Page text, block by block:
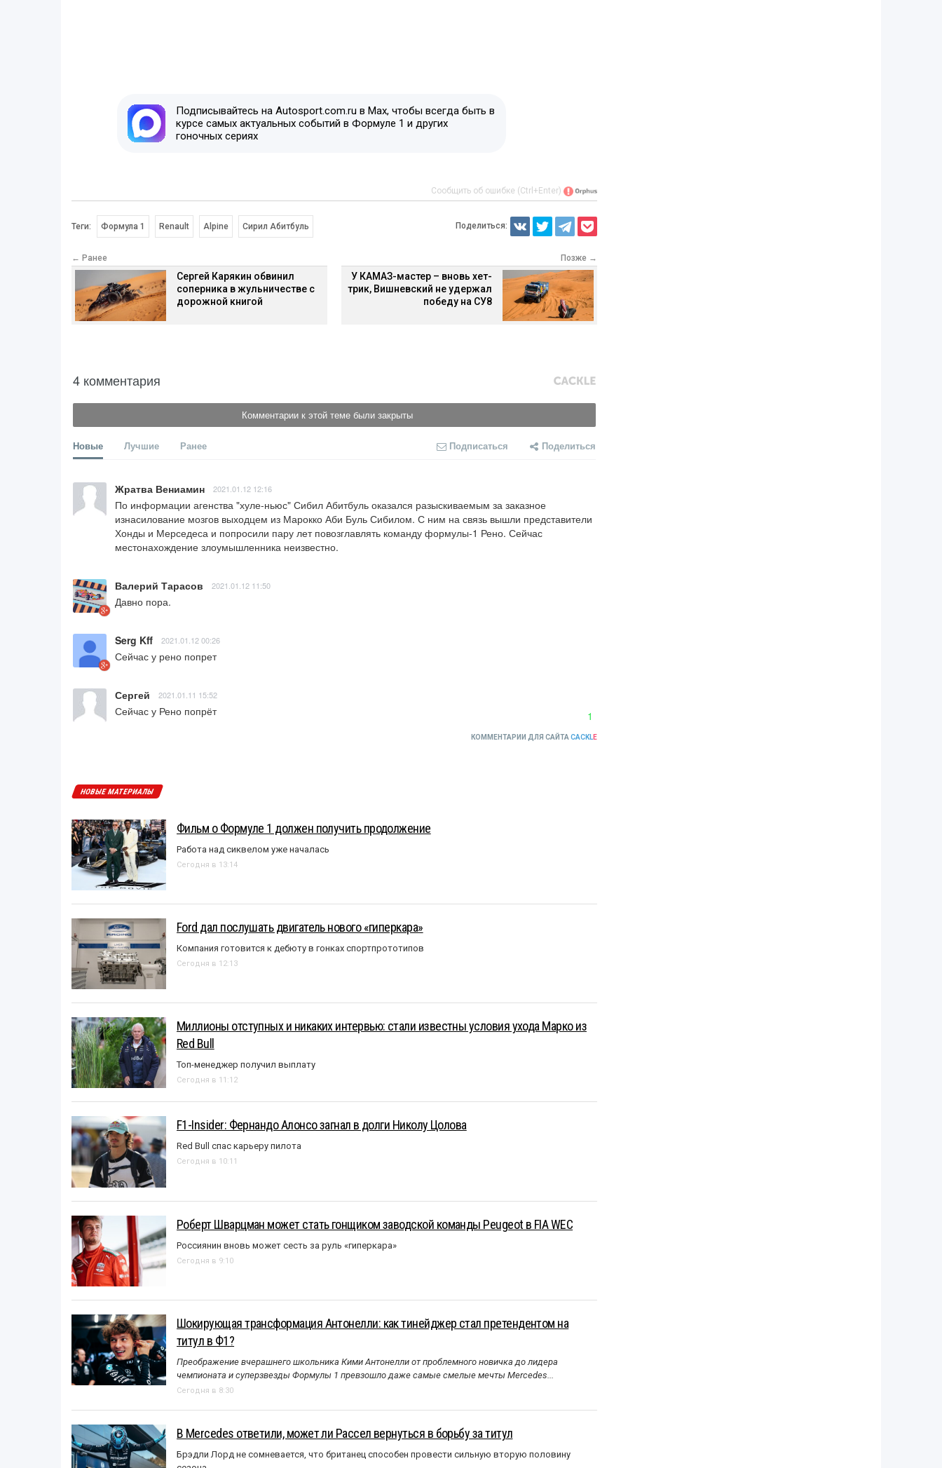
Подписывайтесь на Autosport.com.ru в Max, чтобы всегда быть в
курсе самых актуальных событий в Формуле 1 и других
гоночных сериях
Сообщить об ошибке (Ctrl+Enter)
Теги: Формула 1 Renault Alpine Сирил Абитбуль Поделиться:
← Ранее
Сергей Карякин обвинил
соперника в жульничестве с
дорожной книгой
Позже →
У КАМАЗ-мастер – вновь хет-
трик, Вишневский не удержал
победу на СУ8
4 комментария
Комментарии к этой теме были закрыты
Новые Лучшие Ранее Подписаться Поделиться
Жратва Вениамин 2021.01.12 12:16
По информации агенства "хуле-ньюс" Сибил Абитбуль оказался разыскиваемым за заказное
изнасилование мозгов выходцем из Марокко Аби Буль Сибилом. С ним на связь вышли представители
Хонды и Мерседеса и попросили пару лет повозглавлять команду формулы-1 Рено. Сейчас
местонахождение злоумышленника неизвестно.
Валерий Тарасов 2021.01.12 11:50
Давно пора.
Serg Kff 2021.01.12 00:26
Сейчас у рено попрет
Сергей 2021.01.11 15:52
Сейчас у Рено попрёт 1
КОММЕНТАРИИ ДЛЯ САЙТА CACKLE
НОВЫЕ МАТЕРИАЛЫ
Фильм о Формуле 1 должен получить продолжение
Работа над сиквелом уже началась
Сегодня в 13:14
Ford дал послушать двигатель нового «гиперкара»
Компания готовится к дебюту в гонках спортпрототипов
Сегодня в 12:13
Миллионы отступных и никаких интервью: стали известны условия ухода Марко из
Red Bull
Топ-менеджер получил выплату
Сегодня в 11:12
F1-Insider: Фернандо Алонсо загнал в долги Николу Цолова
Red Bull спас карьеру пилота
Сегодня в 10:11
Роберт Шварцман может стать гонщиком заводской команды Peugeot в FIA WEC
Россиянин вновь может сесть за руль «гиперкара»
Сегодня в 9:10
Шокирующая трансформация Антонелли: как тинейджер стал претендентом на
титул в Ф1?
Преображение вчерашнего школьника Кими Антонелли от проблемного новичка до лидера
чемпионата и суперзвезды Формулы 1 превзошло даже самые смелые мечты Mercedes...
Сегодня в 8:30
В Mercedes ответили, может ли Рассел вернуться в борьбу за титул
Брэдли Лорд не сомневается, что британец способен провести сильную вторую половину